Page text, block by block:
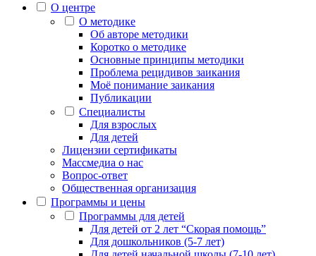
О центре
О методике
Об авторе методики
Коротко о методике
Основные принципы методики
Проблема рецидивов заикания
Моё понимание заикания
Публикации
Специалисты
Для взрослых
Для детей
Лицензии сертификаты
Массмедиа о нас
Вопрос-ответ
Общественная организация
Программы и цены
Программы для детей
Для детей от 2 лет “Скорая помощь”
Для дошкольников (5-7 лет)